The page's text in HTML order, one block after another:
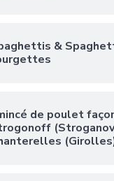
&
de poulet